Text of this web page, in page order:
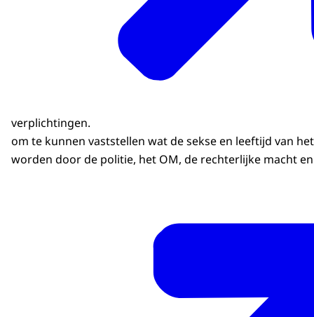
verplichtingen.
om te kunnen vaststellen wat de sekse en leeftijd van
worden door de politie, het OM, de rechterlijke macht